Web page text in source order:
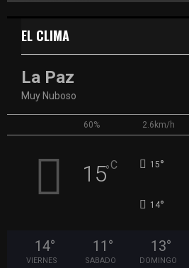
EL CLIMA
La Paz
Muy Nuboso
60% 2.6km/h
15°C 15°
14°
14°
VIERNES
11 °
SABADO
13°
DOMINGO